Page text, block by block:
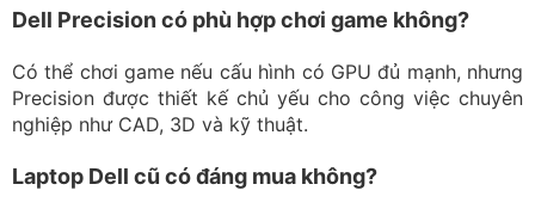
Dell Precision có phù hợp chơi game không?
Có thể chơi game nếu cấu hình có GPU đủ mạnh, nhưng
Precision được thiết kế chủ yếu cho công việc chuyên
nghiệp như CAD, 3D và kỹ thuật.
Laptop Dell cũ có đáng mua không?